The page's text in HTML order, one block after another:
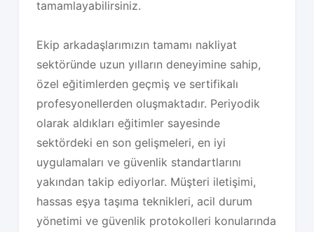
tamamlayabilirsiniz.
Ekip arkadaşlarımızın tamamı nakliyat
sektöründe uzun yılların deneyimine sahip,
özel eğitimlerden geçmiş ve sertifikalı
profesyonellerden oluşmaktadır. Periyodik
olarak aldıkları eğitimler sayesinde
sektördeki en son gelişmeleri, en iyi
uygulamaları ve güvenlik standartlarını
yakından takip ediyorlar. Müşteri iletişimi,
hassas eşya taşıma teknikleri, acil durum
yönetimi ve güvenlik protokolleri konularında